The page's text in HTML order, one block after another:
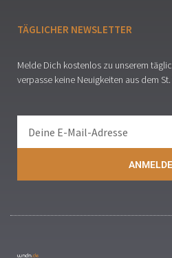
TÄGLICHER NEWSLETTER
Melde Dich kostenlos zu unserem
verpasse keine Neuigkeiten aus dem